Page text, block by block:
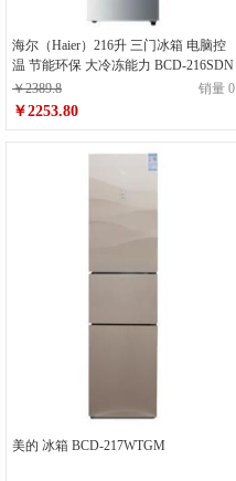
海尔（Haier）216升 三门冰箱 电脑控
温 节能环保 大冷冻能力 BCD-216SDN
￥2389.8
销量 0
￥2253.80
美的 冰箱 BCD-217WTGM